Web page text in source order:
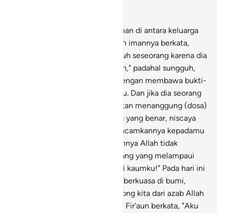
Dan seseorang yang beriman di antara keluarga
Fir'aun yang menyembunyikan imannya berkata,
"Apakah kamu akan membunuh seseorang karena dia
berkata, "Tuhanku adalah Allah," padahal sungguh,
dia telah datang kepadamu dengan membawa bukti-
bukti yang nyata dari Tuhanmu. Dan jika dia seorang
pendusta maka dialah yang akan menanggung (dosa)
dustanya; dan jika dia seorang yang benar, niscaya
sebagian (bencana) yang diancamkannya kepadamu
akan menimpamu. Sesungguhnya Allah tidak
memberi petunjuk kepada orang yang melampaui
Wahai kaumku!" Pada hari ini
kerajaan ada padamu dengan berkuasa di bumi,
tetapi siapa yang akan menolong kita dari azab Allah
jika (azab itu) menimpa kita?" Fir'aun berkata, "Aku